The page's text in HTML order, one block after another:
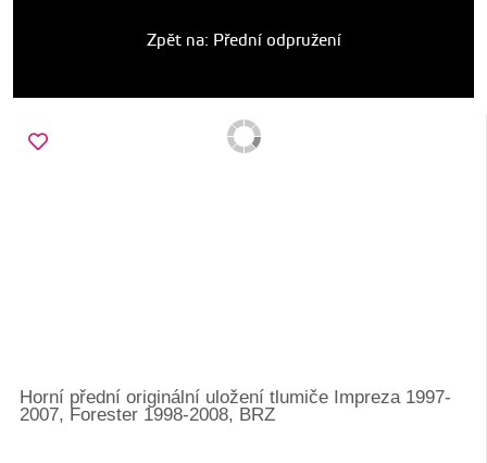
Zpět na: Přední odpružení
Horní přední originální uložení tlumiče Impreza 1997-
2007, Forester 1998-2008, BRZ